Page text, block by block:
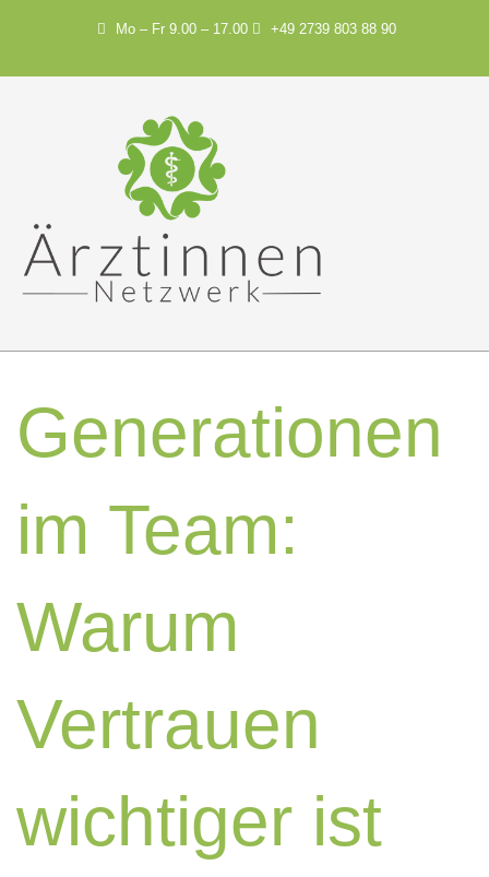
Mo – Fr 9.00 – 17.00 +49 2739 803 88 90
Generationen
im Team:
Warum
Vertrauen
wichtiger ist